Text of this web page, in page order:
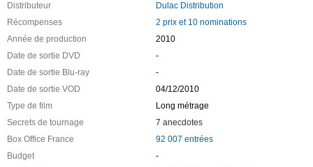
Distributeur
Dulac Distribution
Récompenses
2 prix et 10 nominations
Année de production
2010
Date de sortie DVD
-
Date de sortie Blu-ray
-
Date de sortie VOD
04/12/2010
Type de film
Long métrage
Secrets de tournage
7 anecdotes
Box Office France
92 007 entrées
Budget
-